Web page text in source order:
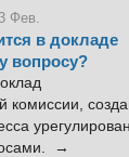
Фев.
в докладе
вопросу?
комиссии,
→